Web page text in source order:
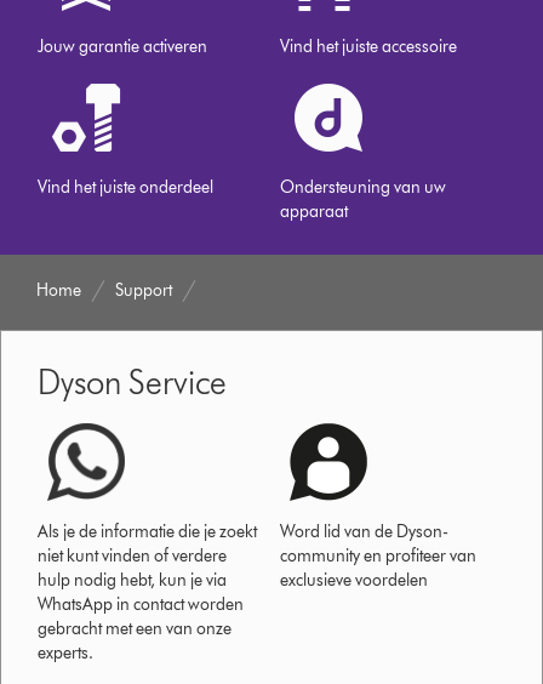
Jouw garantie activeren Vind het juiste accessoire
Vind het juiste onderdeel
Ondersteuning van uw
apparaat
Home Support
Dyson Service
Als je de informatie die je zoekt
niet kunt vinden of verdere
hulp nodig hebt, kun je via
WhatsApp in contact worden
gebracht met een van onze
experts.
Word lid van de Dyson-
community en profiteer van
exclusieve voordelen